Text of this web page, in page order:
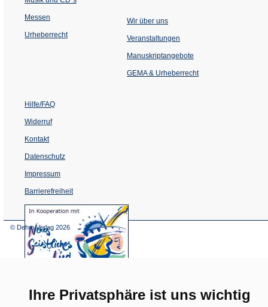
Ihre Privatsphäre ist uns wichtig
Messen
Urheberrecht
Wir über uns
Veranstaltungen
einem
Tab)
Manuskriptangebote
GEMA & Urheberrecht
Hilfe/FAQ
Widerruf
Kontakt
Datenschutz
Impressum
Barrierefreiheit
(Öffnet
in
© Dehm Verlag 2026